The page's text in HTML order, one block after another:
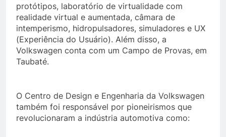
protótipos, laboratório de virtualidade com
realidade virtual e aumentada, câmara de
intemperismo, hidropulsadores, simuladores e UX
(Experiência do Usuário). Além disso, a
Volkswagen conta com um Campo de Provas, em
Taubaté.
O Centro de Design e Engenharia da Volkswagen
também foi responsável por pioneirismos que
revolucionaram a indústria automotiva como: